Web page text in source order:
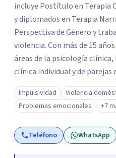
incluye Postítulo en Terapia
y diplomados en Terapia
Perspectiva de Género y
violencia. Con más de 15 años de experiencia en diversas
áreas de la psicología
clínica individual y de parejas
Pareja y el Centro de Diálisis
Programa de Resocialización
Violencia contra la Pareja
la Universidad de Aconcagua
Psicología Social y Teoría de
Impulsividad
Violencia
Problemas emocionales
+7
Teléfono WhatsApp